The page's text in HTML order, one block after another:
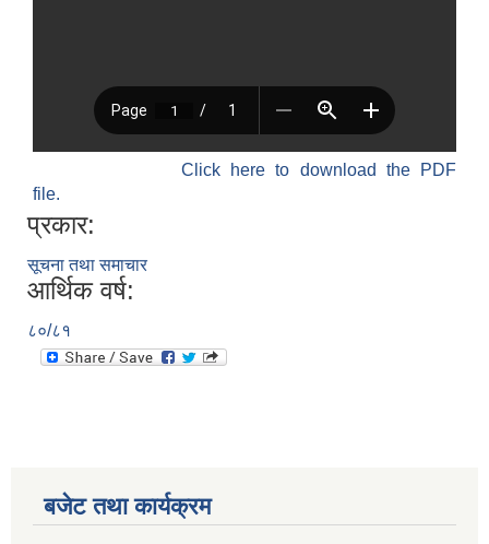
Click here to download the PDF
file.
प्रकार:
सूचना तथा समाचार
आर्थिक वर्ष:
८०/८१
बजेट तथा कार्यक्रम